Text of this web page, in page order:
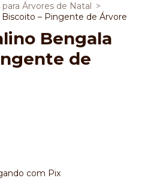
Árvores de Natal >
– Pingente de Árvore
Bengala
de
com Pix